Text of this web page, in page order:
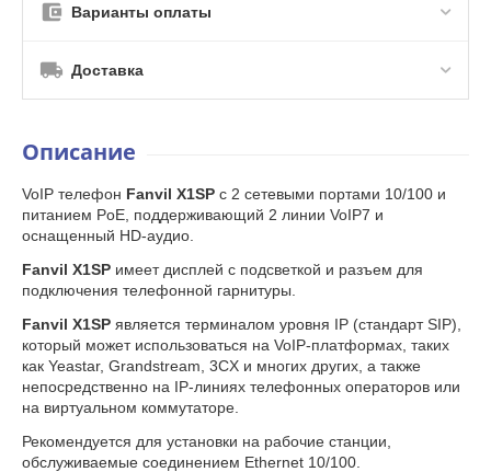
Варианты оплаты
Доставка
Описание
VoIP телефон Fanvil X1SP с 2 сетевыми портами 10/100 и
питанием PoE, поддерживающий 2 линии VoIP7 и
оснащенный HD-аудио.
Fanvil X1SP имеет дисплей с подсветкой и разъем для
подключения телефонной гарнитуры.
Fanvil X1SP является терминалом уровня IP (стандарт SIP),
который может использоваться на VoIP-платформах, таких
как Yeastar, Grandstream, 3CX и многих других, а также
непосредственно на IP-линиях телефонных операторов или
на виртуальном коммутаторе.
Рекомендуется для установки на рабочие станции,
обслуживаемые соединением Ethernet 10/100.